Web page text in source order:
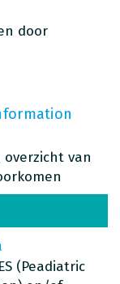
door
van
(Peadiatric